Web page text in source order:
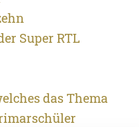
Super RTL
das Thema